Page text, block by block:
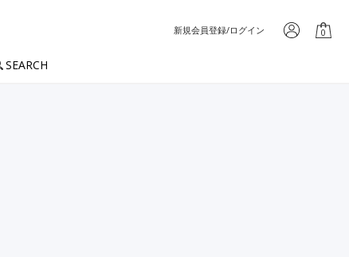
新規会員登録/ログイン 0
SEARCH